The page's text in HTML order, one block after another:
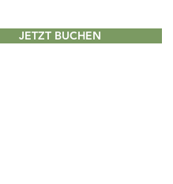
JETZT BUCHEN